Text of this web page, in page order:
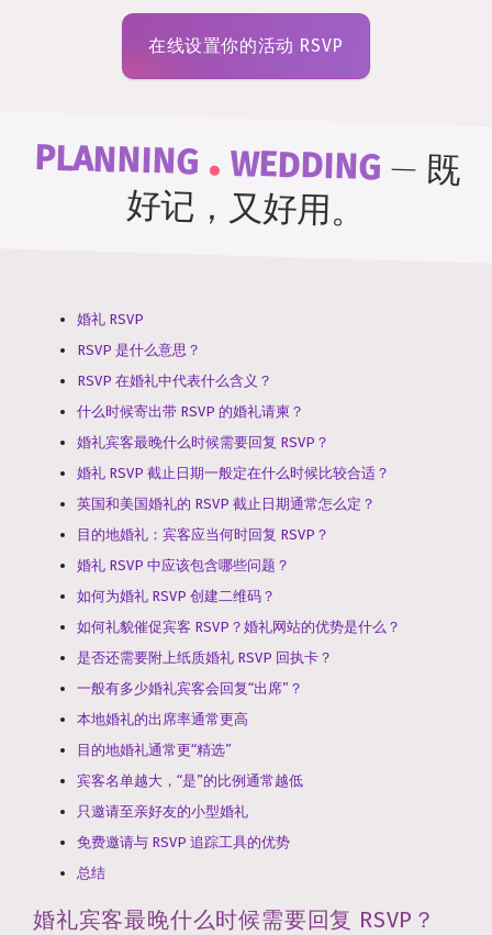
在线设置你的活动 RSVP
PLANNING . WEDDING— 既
好记，又好用。
婚礼 RSVP
RSVP 是什么意思？
RSVP 在婚礼中代表什么含义？
什么时候寄出带 RSVP 的婚礼请柬？
婚礼宾客最晚什么时候需要回复 RSVP？
婚礼 RSVP 截止日期一般定在什么时候比较合适？
英国和美国婚礼的 RSVP 截止日期通常怎么定？
目的地婚礼：宾客应当何时回复 RSVP？
婚礼 RSVP 中应该包含哪些问题？
如何为婚礼 RSVP 创建二维码？
如何礼貌催促宾客 RSVP？婚礼网站的优势是什么？
是否还需要附上纸质婚礼 RSVP 回执卡？
一般有多少婚礼宾客会回复“出席”？
本地婚礼的出席率通常更高
目的地婚礼通常更“精选”
宾客名单越大，“是”的比例通常越低
只邀请至亲好友的小型婚礼
免费邀请与 RSVP 追踪工具的优势
总结
婚礼宾客最晚什么时候需要回复 RSVP？